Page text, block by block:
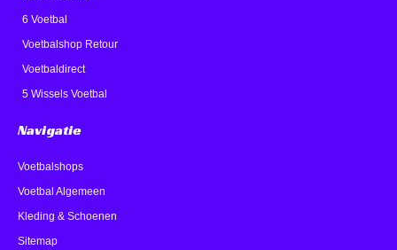
6 Voetbal
Voetbalshop Retour
Voetbaldirect
5 Wissels Voetbal
Navigatie
Voetbalshops
Voetbal Algemeen
Kleding & Schoenen
Sitemap